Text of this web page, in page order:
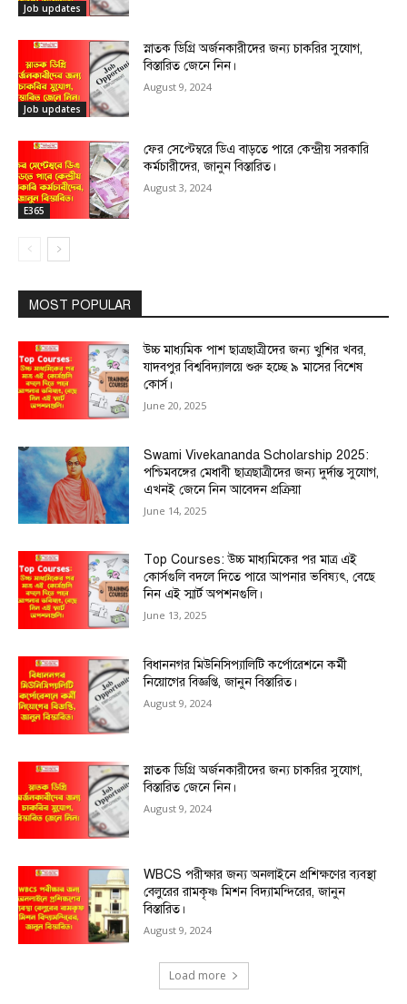
Job updates
Job updates
স্নাতক ডিগ্রি অর্জনকারীদের জন্য চাকরির সুযোগ,
বিস্তারিত জেনে নিন।
August 9, 2024
E365
ফের সেপ্টেম্বরে ডিএ বাড়তে পারে কেন্দ্রীয় সরকারি
কর্মচারীদের, জানুন বিস্তারিত।
August 3, 2024
MOST POPULAR
উচ্চ মাধ্যমিক পাশ ছাত্রছাত্রীদের জন্য খুশির খবর,
যাদবপুর বিশ্ববিদ্যালয়ে শুরু হচ্ছে ৯ মাসের বিশেষ
কোর্স।
June 20, 2025
Swami Vivekananda Scholarship 2025:
পশ্চিমবঙ্গের মেধাবী ছাত্রছাত্রীদের জন্য দুর্দান্ত সুযোগ,
এখনই জেনে নিন আবেদন প্রক্রিয়া
June 14, 2025
Top Courses: উচ্চ মাধ্যমিকের পর মাত্র এই
কোর্সগুলি বদলে দিতে পারে আপনার ভবিষ্যৎ, বেছে
নিন এই স্মার্ট অপশনগুলি।
June 13, 2025
বিধাননগর মিউনিসিপ্যালিটি কর্পোরেশনে কর্মী
নিয়োগের বিজ্ঞপ্তি, জানুন বিস্তারিত।
August 9, 2024
স্নাতক ডিগ্রি অর্জনকারীদের জন্য চাকরির সুযোগ,
বিস্তারিত জেনে নিন।
August 9, 2024
WBCS পরীক্ষার জন্য অনলাইনে প্রশিক্ষণের ব্যবস্থা
বেলুরের রামকৃষ্ণ মিশন বিদ্যামন্দিরের, জানুন
বিস্তারিত।
August 9, 2024
Load more